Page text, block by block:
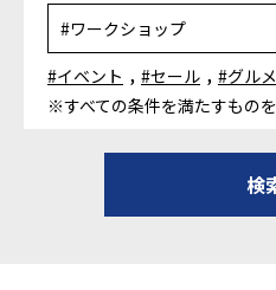
#イベント , #セール , #グルメ
※すべての条件を満たすものを